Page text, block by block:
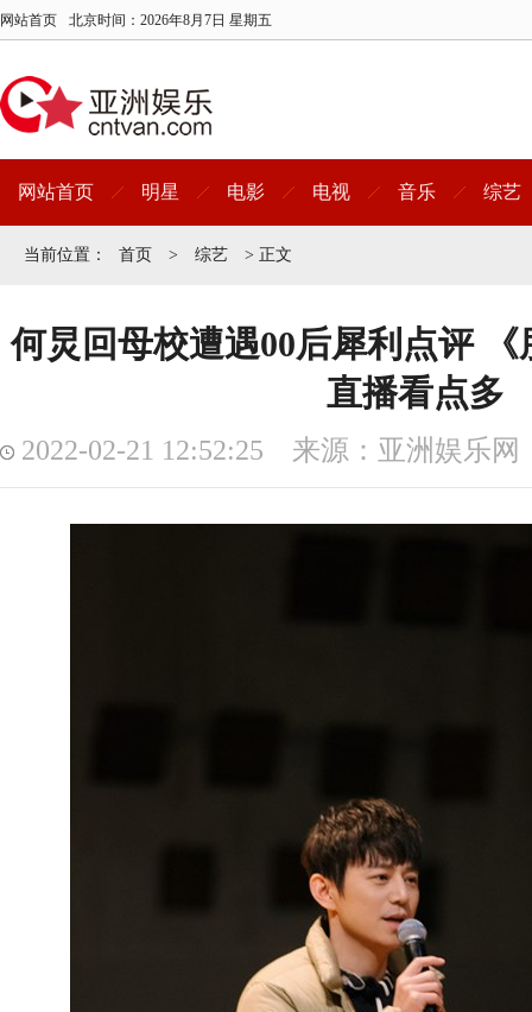
网站首页 北京时间： 2026年8月7日 星期五
网站首页 明星 电影 电视 音乐 综艺
当前位置： 首页 > 综艺 > 正文
何炅回母校遭遇00后犀利点评
直播看点多
2022-02-21 12:52:25 来源：亚洲娱乐网